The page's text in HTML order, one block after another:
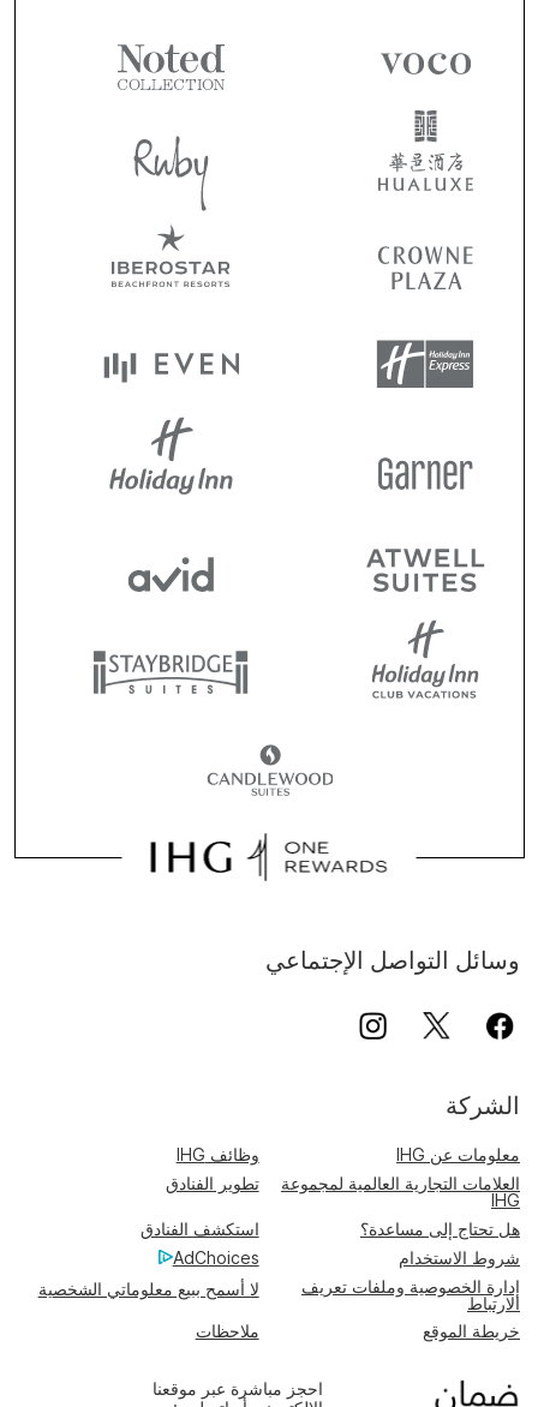
وسائل التواصل الإجتماعي
الشركة
معلومات عن IHG
وظائف IHG
العلامات التجارية العالمية لمجموعة
IHG
تطوير الفنادق
هل تحتاج إلى مساعدة؟
استكشف الفنادق
شروط الاستخدام
AdChoices
إدارة الخصوصية وملفات تعريف
الارتباط
لا أسمح ببيع معلوماتي الشخصية
خريطة الموقع ملاحظات
احجز مباشرة عبر موقعنا